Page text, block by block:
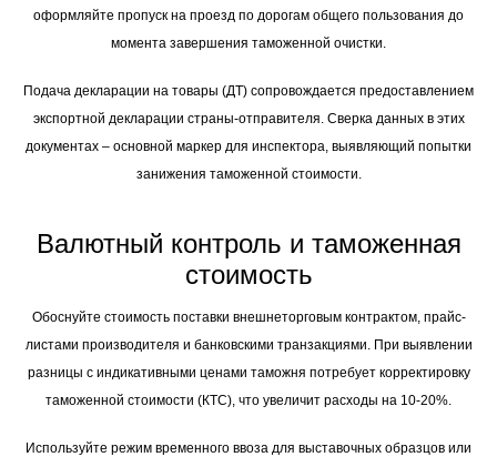
оформляйте пропуск на проезд по дорогам общего пользования до
момента завершения таможенной очистки.
Подача декларации на товары (ДТ) сопровождается предоставлением
экспортной декларации страны-отправителя. Сверка данных в этих
документах – основной маркер для инспектора, выявляющий попытки
занижения таможенной стоимости.
Валютный контроль и таможенная
стоимость
Обоснуйте стоимость поставки внешнеторговым контрактом, прайс-
листами производителя и банковскими транзакциями. При выявлении
разницы с индикативными ценами таможня потребует корректировку
таможенной стоимости (КТС), что увеличит расходы на 10-20%.
Используйте режим временного ввоза для выставочных образцов или